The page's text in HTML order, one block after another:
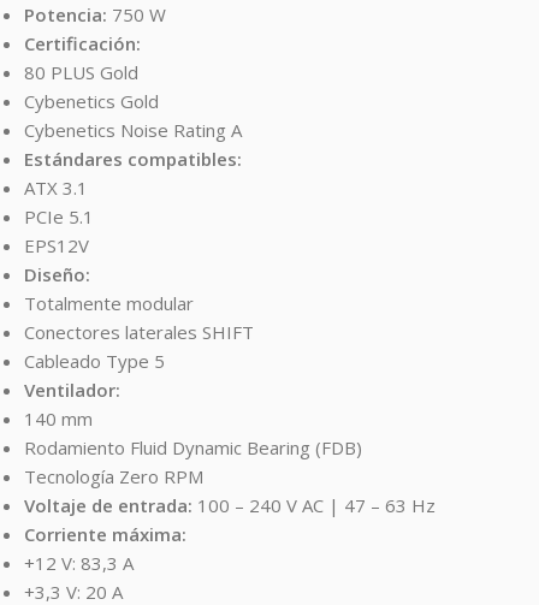
Potencia: 750 W
Certificación:
80 PLUS Gold
Cybenetics Gold
Cybenetics Noise Rating A
Estándares compatibles:
ATX 3.1
PCIe 5.1
EPS12V
Diseño:
Totalmente modular
Conectores laterales SHIFT
Cableado Type 5
Ventilador:
140 mm
Rodamiento Fluid Dynamic Bearing (FDB)
Tecnología Zero RPM
Voltaje de entrada: 100 – 240 V AC | 47 – 63 Hz
Corriente máxima:
+12 V: 83,3 A
+3,3 V: 20 A